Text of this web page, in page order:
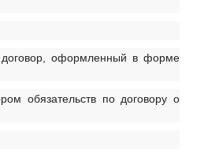
договор, оформленный в форме
обязательств по договору о